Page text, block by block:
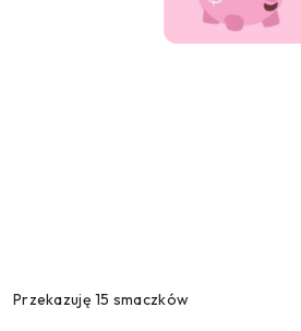
Przekazuję 15 smaczków